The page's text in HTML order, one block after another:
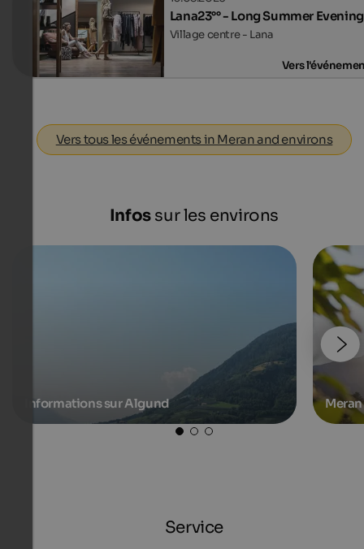
Lana23°° - Long Summer
Village centre - Lana
Vers
Vers tous les événements in Meran and environs
Infossur les environs
Informations sur Algund
Service